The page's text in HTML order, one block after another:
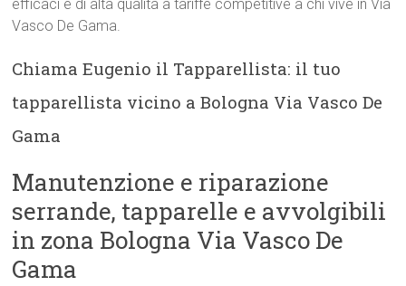
efficaci e di alta qualità a tariffe competitive a chi vive in Via
Vasco De Gama.
Chiama Eugenio il Tapparellista: il tuo
tapparellista vicino a Bologna Via Vasco De
Gama
Manutenzione e riparazione
serrande, tapparelle e avvolgibili
in zona Bologna Via Vasco De
Gama